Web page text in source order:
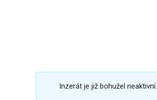
Inzerát je již bohužel neaktivní.